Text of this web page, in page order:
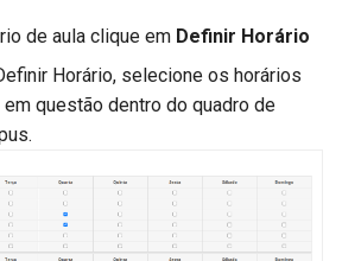
de aula clique em Definir Horário
Horário, selecione os horários
questão dentro do quadro de